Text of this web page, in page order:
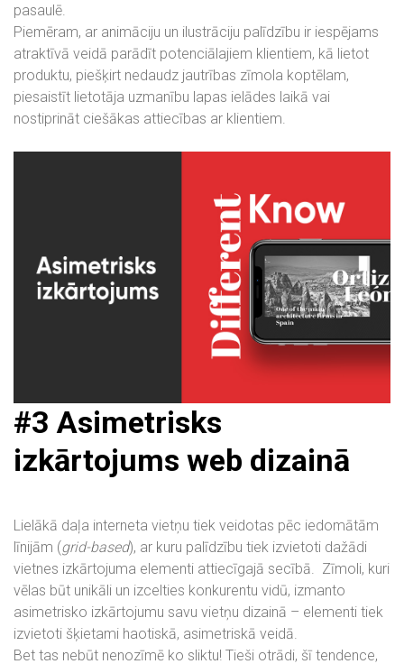
pasaulē.
Piemēram, ar animāciju un ilustrāciju palīdzību ir iespējams
atraktīvā veidā parādīt potenciālajiem klientiem, kā lietot
produktu, piešķirt nedaudz jautrības zīmola koptēlam,
piesaistīt lietotāja uzmanību lapas ielādes laikā vai
nostiprināt ciešākas attiecības ar klientiem.
#3 Asimetrisks
izkārtojums web dizainā
Lielākā daļa interneta vietņu tiek veidotas pēc iedomātām
līnijām (grid-based), ar kuru palīdzību tiek izvietoti dažādi
vietnes izkārtojuma elementi attiecīgajā secībā.
Zīmoli, kuri
vēlas būt unikāli un izcelties konkurentu vidū, izmanto
asimetrisko izkārtojumu savu vietņu dizainā – elementi tiek
izvietoti šķietami haotiskā, asimetriskā veidā.
Bet tas nebūt nenozīmē ko sliktu! Tieši otrādi, šī tendence,